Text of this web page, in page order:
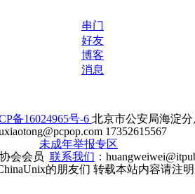
串门
好友
博客
消息
备16024965号-6 北京市公安局海淀分
17352615567
未成年举报专区
会会员 联系我们 ：
的朋友们 转载本站内容请注